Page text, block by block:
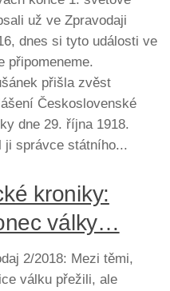
už ve Zpravodaji
dnes si tyto události ve
připomeneme.
přišla zvěst
Československé
dne 29. října 1918.
ji správce státního...
kroniky:
války…
2/2018: Mezi těmi,
válku přežili, ale